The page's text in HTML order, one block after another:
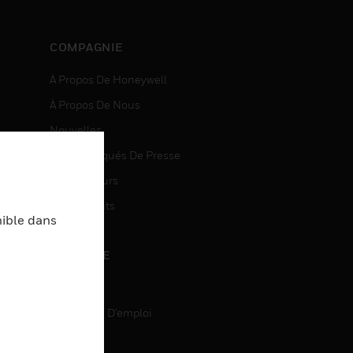
COMPAGNIE
À Propos De Honeywell
À Propos De Nous
Nouvelles
Communiqués De Presse
Investisseurs
Événements
CARRIÈRE
Recherche D'emploi
dans